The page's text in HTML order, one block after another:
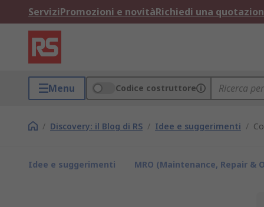
ServiziPromozioni e novitàRichiedi una
Menu Codice costruttore
/ Discovery: il Blog di RS / Idee e suggerimenti /
Idee e suggerimenti MRO (Maintenance, Repair &